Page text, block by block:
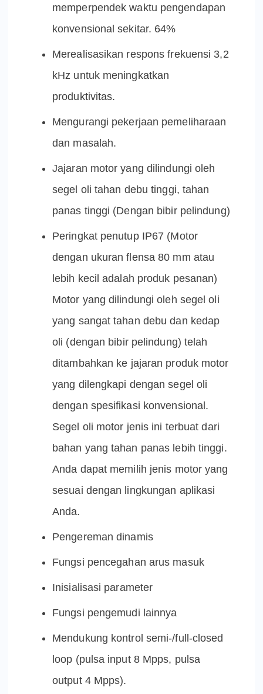
memperpendek waktu pengendapan
konvensional sekitar. 64%
Merealisasikan respons frekuensi 3,2
kHz untuk meningkatkan
produktivitas.
Mengurangi pekerjaan pemeliharaan
dan masalah.
Jajaran motor yang dilindungi oleh
segel oli tahan debu tinggi, tahan
panas tinggi (Dengan bibir pelindung)
Peringkat penutup IP67 (Motor
dengan ukuran flensa 80 mm atau
lebih kecil adalah produk pesanan)
Motor yang dilindungi oleh segel oli
yang sangat tahan debu dan kedap
oli (dengan bibir pelindung) telah
ditambahkan ke jajaran produk motor
yang dilengkapi dengan segel oli
dengan spesifikasi konvensional.
Segel oli motor jenis ini terbuat dari
bahan yang tahan panas lebih tinggi.
Anda dapat memilih jenis motor yang
sesuai dengan lingkungan aplikasi
Anda.
Pengereman dinamis
Fungsi pencegahan arus masuk
Inisialisasi parameter
Fungsi pengemudi lainnya
Mendukung kontrol semi-/full-closed
loop (pulsa input 8 Mpps, pulsa
output 4 Mpps).